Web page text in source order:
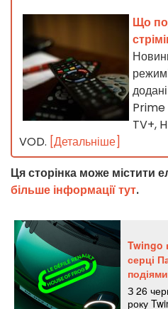
Що
Prime
TV+,
VOD. [Детальніше]
Ця сторінка може містити
більше інформації тут.